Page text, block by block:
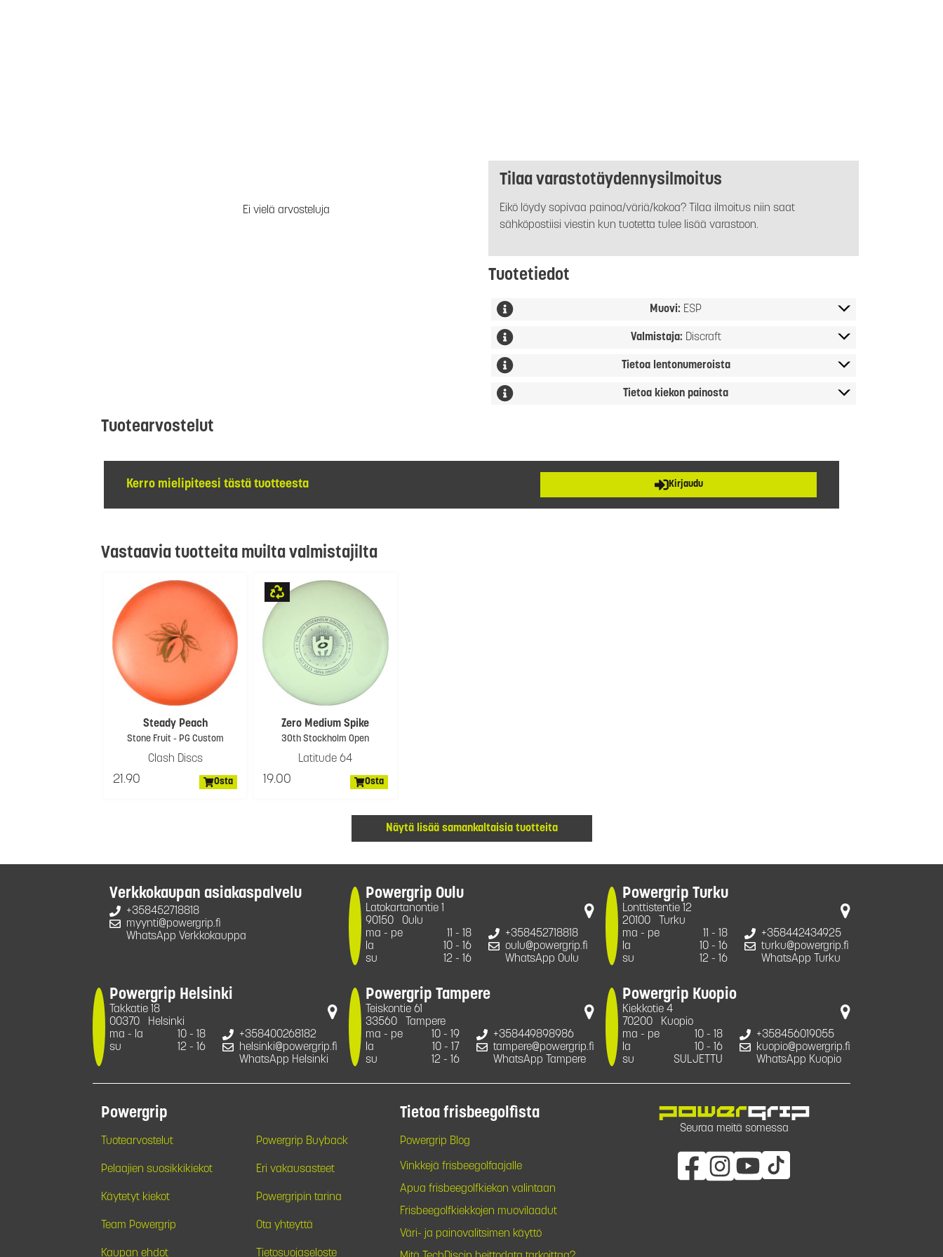
Ei vielä arvosteluja
Tilaa varastotäydennysilmoitus
Eikö löydy sopivaa painoa/väriä/kokoa? Tilaa ilmoitus niin saat
sähköpostiisi viestin kun tuotetta tulee lisää varastoon.
Tuotetiedot
Muovi: ESP
Valmistaja: Discraft
Tietoa lentonumeroista
Tietoa kiekon painosta
Tuotearvostelut
Kerro mielipiteesi tästä tuotteesta Kirjaudu
Vastaavia tuotteita muilta valmistajilta
Steady Peach
Stone Fruit - PG Custom
Clash Discs
21.90 Osta
Zero Medium Spike
30th Stockholm Open
Latitude 64
19.00 Osta
Näytä lisää samankaltaisia tuotteita
Verkkokaupan asiakaspalvelu
+358452718818
myynti@powergrip.fi
WhatsApp Verkkokauppa
Powergrip Oulu
Latokartanontie 1
90150
Oulu
ma - pe
11 - 18
la
10 - 16
su
12 - 16
+358452718818
oulu@powergrip.fi
WhatsApp Oulu
Powergrip Turku
Lonttistentie 12
20100
Turku
ma - pe
11 - 18
la
10 - 16
su
12 - 16
+358442434925
turku@powergrip.fi
WhatsApp Turku
Powergrip Helsinki
Takkatie 18
00370
Helsinki
ma - la
10 - 18
su
12 - 16
+358400268182
helsinki@powergrip.fi
WhatsApp Helsinki
Powergrip Tampere
Teiskontie 61
33560
Tampere
ma - pe
10 - 19
la
10 - 17
su
12 - 16
+358449898986
tampere@powergrip.fi
WhatsApp Tampere
Powergrip Kuopio
Kiekkotie 4
70200
Kuopio
ma - pe
10 - 18
la
10 - 16
su
SULJETTU
+358456019055
kuopio@powergrip.fi
WhatsApp Kuopio
Powergrip
Tuotearvostelut Powergrip Buyback
Pelaajien suosikkikiekot Eri vakausasteet
Käytetyt kiekot Powergripin tarina
Team Powergrip Ota yhteyttä
Kaupan ehdot Tietosuojaseloste
Tietoa frisbeegolfista
Powergrip Blog
Vinkkejä frisbeegolfaajalle
Apua frisbeegolfkiekon valintaan
Frisbeegolfkiekkojen muovilaadut
Väri- ja painovalitsimen käyttö
Seuraa meitä somessa